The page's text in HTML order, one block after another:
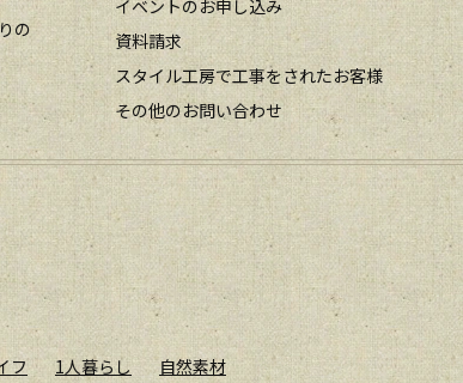
の
イベントのお申し込み
資料請求
スタイル工房で工事をされたお客様
その他のお問い合わせ
フ 1人暮らし 自然素材